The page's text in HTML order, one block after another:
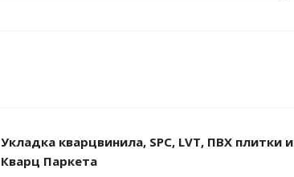
Укладка кварцвинила, SPC, LVT, ПВХ плитки и
Кварц Паркета